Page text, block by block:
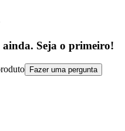
Seja o primeiro!
Fazer uma pergunta